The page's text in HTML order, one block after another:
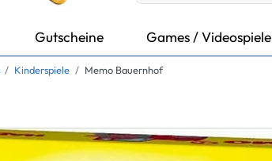
Gutscheine Games / Videospiele
Kinderspiele Memo Bauernhof